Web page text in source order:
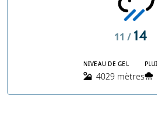
11 / 14
NIVEAU DE GEL
4029 mètres